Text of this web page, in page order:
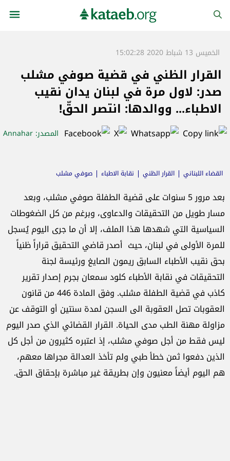
الخميس 13 شباط 2020 15:02:28
القرار الظني في قضية صوفي مشلب
صدر: لاول مرة في لبنان يدان نقيب
الاطباء... ووالدها: انتصر الحقّ!
المصدر: Annahar
القضاء اللبناني القرار الظني نقابة الاطباء صوفي مشلب
بعد مرور 5 سنوات على قضية الطفلة صوفي مشلب، وبعد
مسار طويل من التحقيقات والدعاوى، وبرغم من كل الضغوطات
السياسية التي شهدها هذا الملف، إلا أن ما جرى اليوم يُسجل
للمرة الأولى في لبنان، حيث أصدر قاضي التحقيق قراراً ظنياً
بحق نقيب الأطباء السابق ريمون الصايغ ورئيسة لجنة
التحقيقات في نقابة الأطباء كلود سمعان بجرم إصدار تقرير
كاذب في قضية الطفلة مشلب. وفق المادة 446 من قانون
العقوبات تصل العقوبة الى السجن لمدة سنتين أو التوقف عن
مزاولة مهنة الطب مدى الحياة. القرار القضائي الذي صدر اليوم
ليس فقط من أجل صوفي مشلب، إذ اعتبره كثيرون من أجل كل
الذين دفعوا ثمن خطأ طبي ولم تأخذ العدالة مجراها معهم،
هم اليوم أيضاً معنيون وإن بطريقة غير مباشرة بإحقاق الحق.